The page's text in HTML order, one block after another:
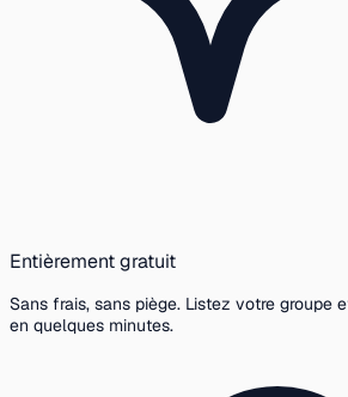
Entièrement gratuit
Sans frais, sans piège. Listez votre groupe
en quelques minutes.